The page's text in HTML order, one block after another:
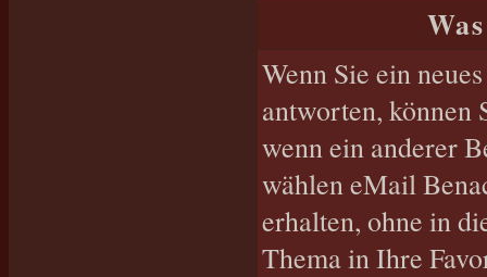
Wenn Sie ein
antworten, können
wenn ein anderer
wählen eMail
erhalten, ohne in
Thema in Ihre